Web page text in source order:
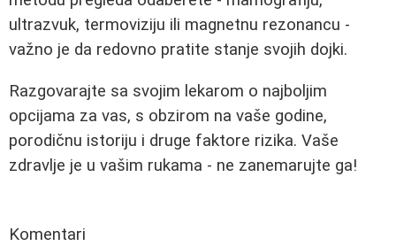
ultrazvuk, termoviziju ili magnetnu rezonancu -
važno je da redovno pratite stanje svojih dojki.
Razgovarajte sa svojim lekarom o najboljim
opcijama za vas, s obzirom na vaše godine,
porodičnu istoriju i druge faktore rizika. Vaše
zdravlje je u vašim rukama - ne zanemarujte ga!
Komentari